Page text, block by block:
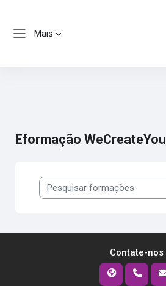
Mais
Eformação WeCreateYou
Pesquisar formações
Contate-nos